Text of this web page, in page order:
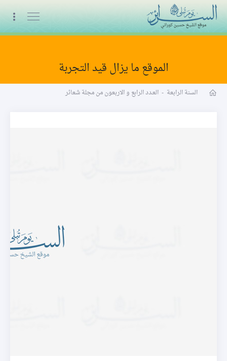
البث المباشر
الموقع ما يزال قيد التجربة
السنة الرابعة - العـدد الرابع و الاربعون من مجلة شعائر